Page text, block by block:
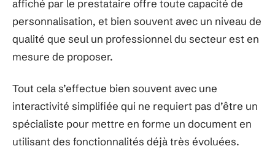
affiché par le prestataire offre toute capacité de
personnalisation, et bien souvent avec un niveau de
qualité que seul un professionnel du secteur est en
mesure de proposer.
Tout cela s’effectue bien souvent avec une
interactivité simplifiée qui ne requiert pas d’être un
spécialiste pour mettre en forme un document en
utilisant des fonctionnalités déjà très évoluées.